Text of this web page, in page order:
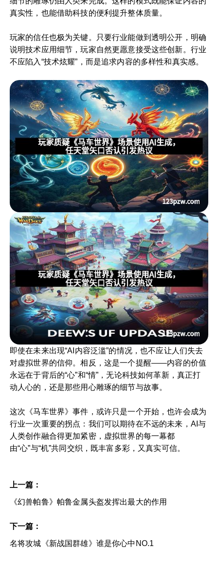
真实性，也能借助科技的便利提升整体质量。
玩家的信任也极为关键。只要行业能做到透明公开，明确
说明技术应用细节，玩家自然更愿意接受这些创新。行业
不应陷入“技术炫耀”，而是追求内容的多样性和真实感。
即使在未来出现“AI内容泛滥”的情况，也不应让人们失去
对虚拟世界的信仰。相反，这是一个提醒——内容的价值
永远在于背后的“心”和“情”，无论科技如何革新，真正打
动人心的，还是那些用心雕琢的细节与故事。
这次《马车世界》事件，或许只是一个开始，也许会成为
行业一次重要的拐点：我们可以期待在不远的未来，AI与
人类创作融合得更加紧密，虚拟世界的每一幕都
由“心”与“机”共同交织，既丰富多彩，又真实可信。
上一篇：
《幻兽帕鲁》帕鲁金属头盔发挥出最大的作用
下一篇：
名将攻城《新战国群雄》谁是你心中NO.1